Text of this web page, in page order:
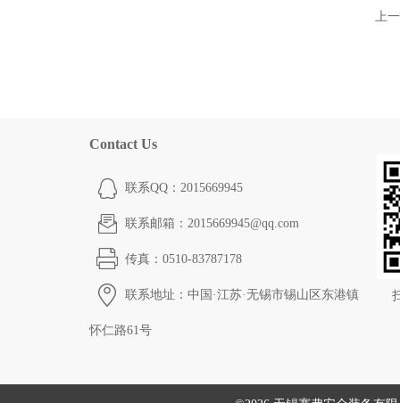
上
Contact Us
联系QQ：2015669945
联系邮箱：2015669945@qq.com
传真：0510-83787178
联系地址：中国·江苏·无锡市锡山区东港镇
怀仁路61号